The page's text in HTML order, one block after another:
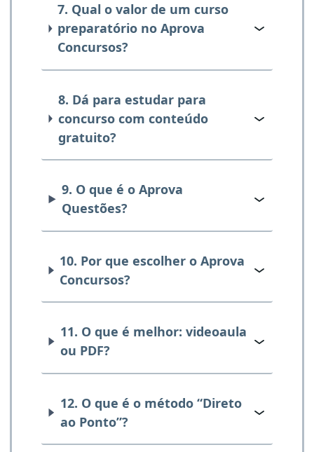
7. Qual o valor de um curso
preparatório no Aprova
Concursos?
8. Dá para estudar para
concurso com conteúdo
gratuito?
9. O que é o Aprova
Questões?
10. Por que escolher o Aprova
Concursos?
11. O que é melhor: videoaula
ou PDF?
12. O que é o método “Direto
ao Ponto”?